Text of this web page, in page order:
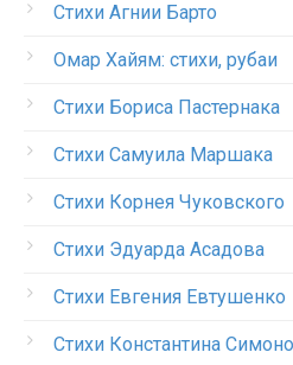
Стихи Агнии Барто
Омар Хайям: стихи, рубаи
Стихи Бориса Пастернака
Стихи Самуила Маршака
Стихи Корнея Чуковского
Стихи Эдуарда Асадова
Стихи Евгения Евтушенко
Стихи Константина